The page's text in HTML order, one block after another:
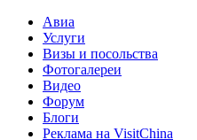
Авиа
Услуги
Визы и посольства
Фотогалереи
Видео
Форум
Блоги
Реклама на VisitChina